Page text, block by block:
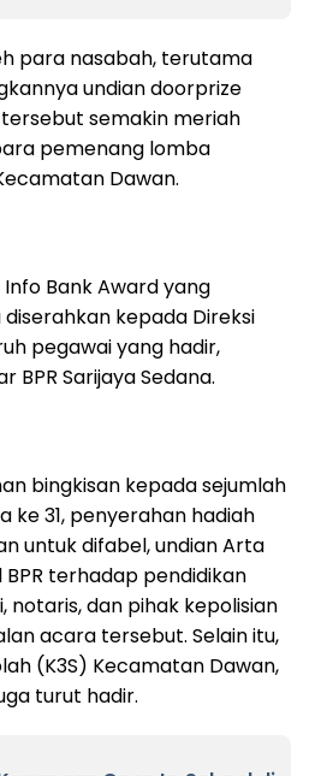
para nasabah, terutama
undian doorprize
semakin meriah
pemenang lomba
Dawan.
Bank Award yang
kepada Direksi
pegawai yang hadir,
Sarijaya Sedana.
bingkisan kepada sejumlah
ke 31, penyerahan hadiah
untuk difabel, undian Arta
terhadap pendidikan
notaris, dan pihak kepolisian
acara tersebut. Selain itu,
(K3S) Kecamatan Dawan,
turut hadir.